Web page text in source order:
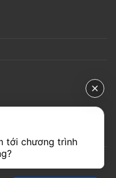
tới chương trình